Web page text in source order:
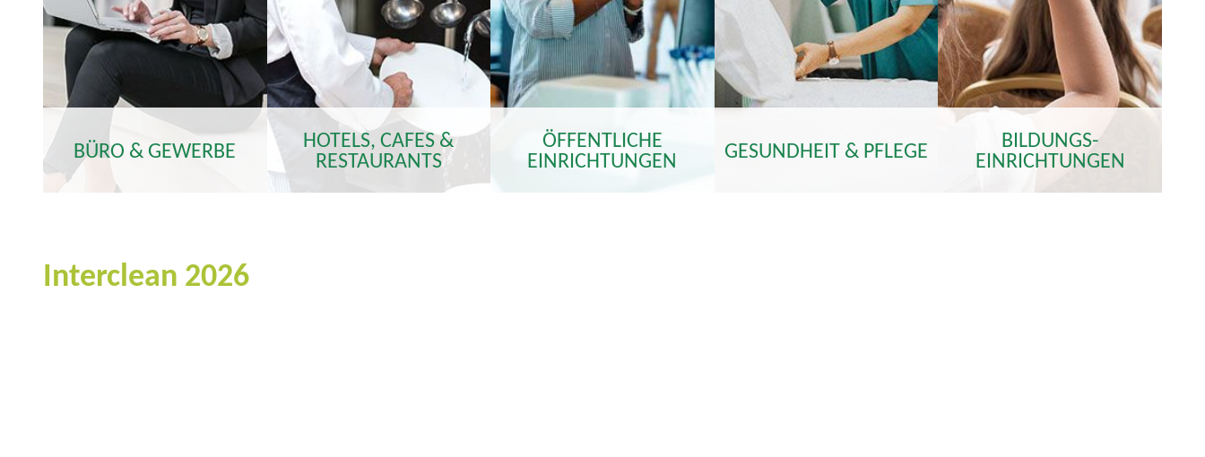
BÜRO & GEWERBE HOTELS, CAFES &
RESTAURANTS
ÖFFENTLICHE
EINRICHTUNGEN GESUNDHEIT & PFLEGE BILDUNGS-
EINRICHTUNGEN
Interclean 2026